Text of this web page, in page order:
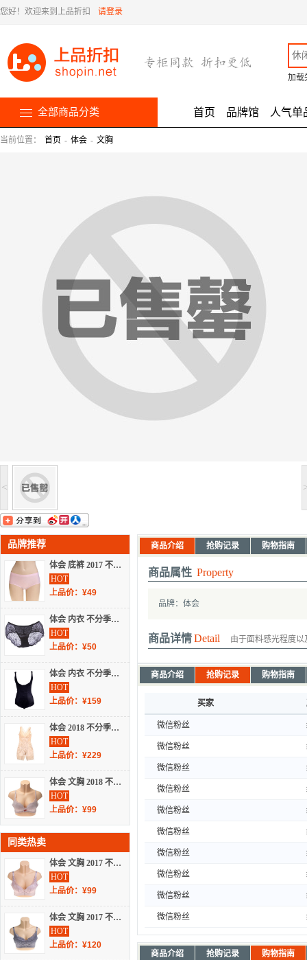
您好！欢迎来到上品折扣 请登录
加载
全部商品分类 首页 品牌馆 人气单
当前位置： 首页 - 体会 - 文胸
<
品牌推荐
体会 底裤 2017 不分季节 内裤 TW3381
HOT
上品价：¥49
体会 内衣 不分季节 内裤 NB1141
HOT
上品价：¥50
体会 内衣 不分季节 塑身衣 SL0921
HOT
上品价：¥159
体会 2018 不分季节 塑身美体裤 SL1802
HOT
上品价：¥229
体会 文胸 2018 不分季节 聚拢文胸 BS4951
HOT
上品价：¥99
同类热卖
体会 文胸 2017 不分季节 少女文胸 BS2642
HOT
上品价：¥99
体会 文胸 2017 不分季节 蕾丝文胸 BQ3773
HOT
上品价：¥120
商品介绍 抢购记录 购物指南
商品属性 Property
品牌：体会
商品详情Detail 由于面料感光程度
商品介绍 抢购记录 购物指南
买家
微信粉丝
微信粉丝
微信粉丝
微信粉丝
微信粉丝
微信粉丝
微信粉丝
微信粉丝
微信粉丝
微信粉丝
商品介绍 抢购记录 购物指南